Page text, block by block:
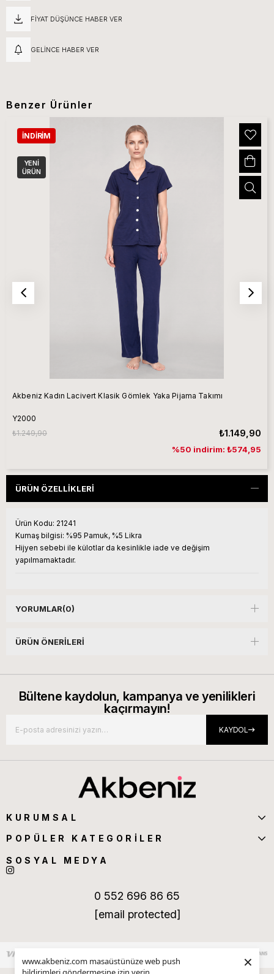
www.akbeniz.com masaüstünüze web push
×
FIYAT DÜŞÜNCE HABER VER
GELINCE HABER VER
Benzer Ürünler
Akbeniz Kadın Lacivert Klasik Gömlek Yaka Pijama Takımı
Y2000
₺1.149,90
₺1.249,90
%50 indirim: ₺574,95
İNDIRIM
YENI
ÜRÜN
ÜRÜN ÖZELLIKLERI
Ürün Kodu: 21241
Kumaş bilgisi: %95 Pamuk, %5 Likra
Hijyen sebebi ile külotlar da kesinlikle iade ve değişim
yapılmamaktadır.
YORUMLAR(0)
ÜRÜN ÖNERILERI
Bültene kaydolun, kampanya ve yenilikleri
kaçırmayın!
KAYDOL
KURUMSAL
POPÜLER KATEGORİLER
SOSYAL MEDYA
0 552 696 86 65
[email protected]